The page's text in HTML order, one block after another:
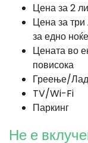
Цена за 2
Цена за
за едно
Цената во
повисока
Греење/
TV/Wi-Fi
Паркинг
Не е